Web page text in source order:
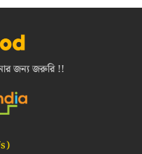
জন্য জরুরি !!